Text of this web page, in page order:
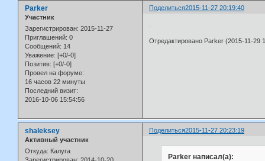
Поделиться2015-11-27 20:19:40
Parker
Участник
Зарегистрирован: 2015-11-27
Приглашений: 0
Сообщений: 14
Уважение: [+0/-0]
Позитив: [+0/-0]
Провел на форуме:
16 часов 22 минуты
Последний визит:
2016-10-06 15:54:56
Отредактировано Parker (2015-11-29
Поделиться2015-11-27 20:23:19
shaleksey
Активный участник
Откуда: Калуга
Parker написал(а):